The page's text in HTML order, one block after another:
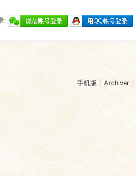
:
手机版 Archiver